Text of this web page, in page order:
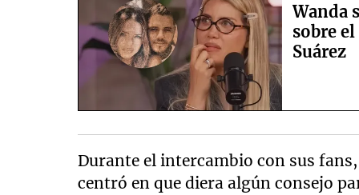
Wanda
sobre
Suárez
Durante el intercambio con sus
centró en que diera algún consejo